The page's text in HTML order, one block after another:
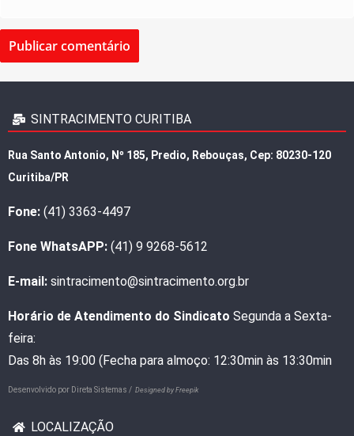
SINTRACIMENTO CURITIBA
Rua Santo Antonio, Nº 185, Predio, Rebouças, Cep: 80230-120
Curitiba/PR
Fone: (41) 3363-4497
Fone WhatsAPP: (41) 9 9268-5612
E-mail: sintracimento@sintracimento.org.br
Horário de Atendimento do Sindicato Segunda a Sexta-
feira:
Das 8h às 19:00 (Fecha para almoço: 12:30min às 13:30min
Desenvolvido por Direta Sistemas / Designed by Freepik
LOCALIZAÇÃO